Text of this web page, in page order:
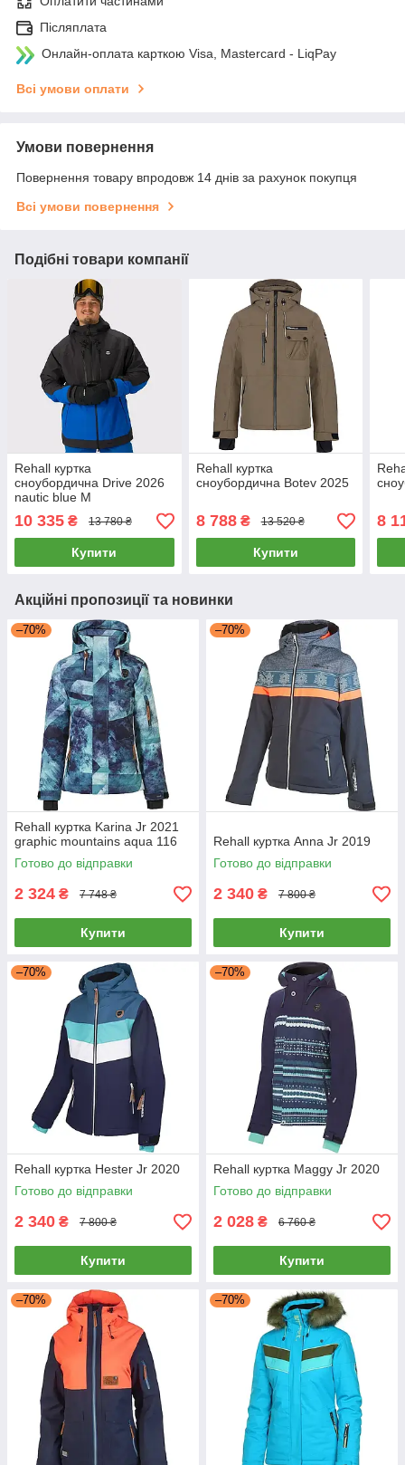
Післяплата
Онлайн-оплата карткою Visa, Mastercard - LiqPay
Всі умови оплати
Умови повернення
Повернення товару впродовж 14 днів за рахунок покупця
Всі умови повернення
Подібні товари компанії
Rehall куртка
сноубордична Drive 2026
nautic blue M
10 335 ₴ 13 780 ₴
Купити
Rehall куртка
сноубордична Botev 2025
8 788₴ 13 520 ₴
Купити
8
Акційні пропозиції та новинки
–70%
Rehall куртка Karina Jr 2021
graphic mountains aqua 116
Готово до відправки
2 324 ₴ 7 748 ₴
Купити
–70%
Rehall куртка Anna Jr 2019
Готово до відправки
2 340 ₴ 7 800 ₴
Купити
–70%
Rehall куртка Hester Jr 2020
Готово до відправки
2 340 ₴ 7 800 ₴
Купити
–70%
Rehall куртка Maggy Jr 2020
Готово до відправки
2 028 ₴ 6 760 ₴
Купити
–70% –70%